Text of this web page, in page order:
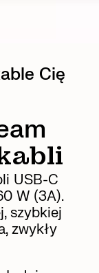
Cię
USB-C
W (3A).
szybkiej
zwykły